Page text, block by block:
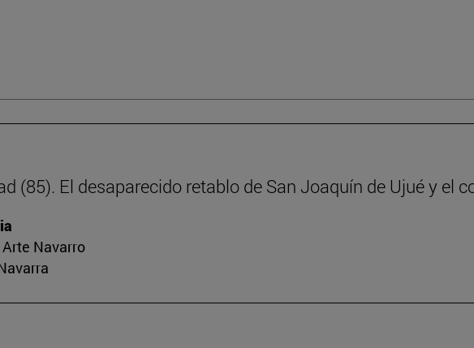
(85). El desaparecido retablo de San Joaquín de Ujué y el
Navarro